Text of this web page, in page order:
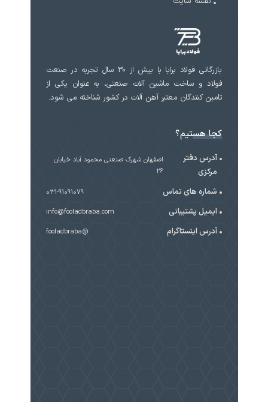
بازرگانی فولاد برابا با بیش از 30 سال تجربه در صنعت
فولاد و ساخت ماشین آلات صنعتی، به عنوان یکی از
تامین کنندگان معتبر آهن آلات در کشور شناخته می شود.
کجا هستیم؟
آدرس دفتر
مرکزی
اصفهان شهرک صنعتی محمود آباد خیابان
۲۶
شماره های تماس 031-91091079
ایمیل پشتیبانی info@fooladbraba.com
آدرس اینستاگرام @fooladbraba